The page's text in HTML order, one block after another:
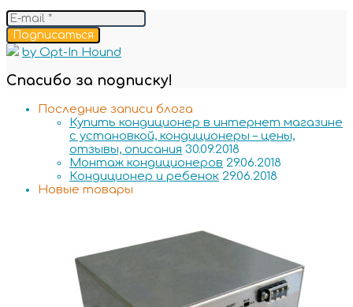
Подписаться
by Opt-In Hound
Спасибо за подписку!
Последние записи блога
Купить кондиционер в интернет магазине
с установкой, кондиционеры – цены,
отзывы, описания 30.09.2018
Монтаж кондиционеров 29.06.2018
Кондиционер и ребенок 29.06.2018
Новые товары